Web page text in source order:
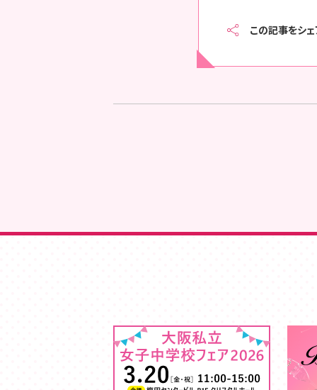
この記事をシ